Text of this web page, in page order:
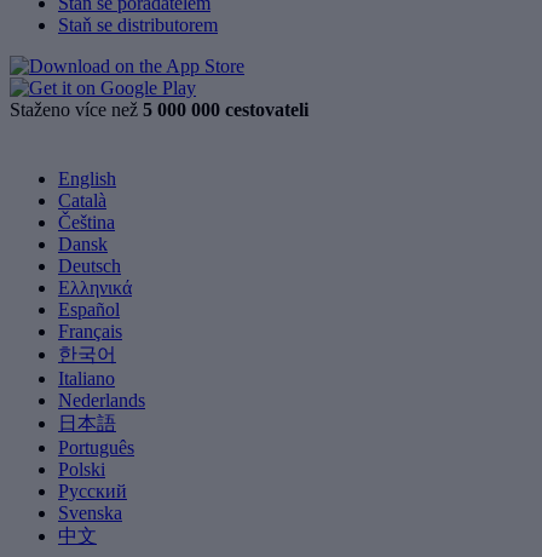
Staň se distributorem
Staženo více než 5 000 000 cestovateli
English
Català
Čeština
Dansk
Deutsch
Ελληνικά
Español
Français
한국어
Italiano
Nederlands
日本語
Português
Polski
Русский
Svenska
中文